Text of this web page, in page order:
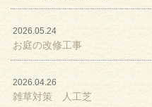
2026.05.24
お庭の改修工事
2026.04.26
雑草対策 人工芝